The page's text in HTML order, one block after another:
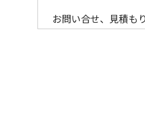
お問い合せ、見積も
弊社がお尋ねする